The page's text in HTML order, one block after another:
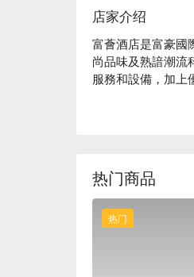
店家介绍
富薈酒店是富豪國
尚品味及熟諳潮流
服務和設備，加上
務熱點。由酒店
热门商品
热门